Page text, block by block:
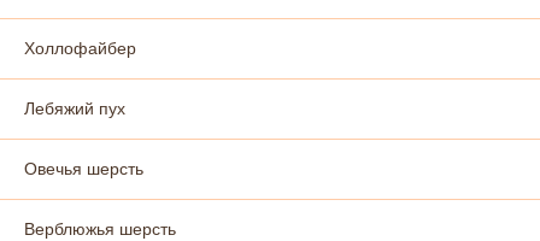
Холлофайбер
Лебяжий пух
Овечья шерсть
Верблюжья шерсть